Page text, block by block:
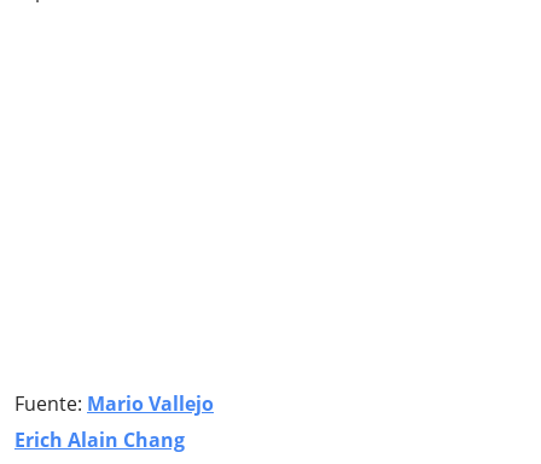
Fuente: Mario Vallejo
Erich Alain Chang